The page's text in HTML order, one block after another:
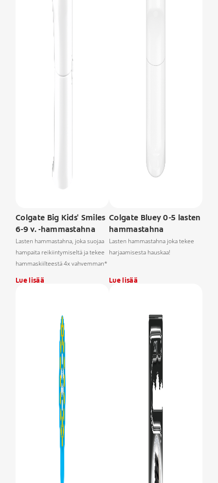
Colgate Big Kids' Smiles
6-9 v. -hammastahna
Lasten hammastahna, joka suojaa
hampaita reikiintymiseltä ja tekee
hammaskiilteestä 4x vahvemman*
Lue lisää
Colgate Bluey 0-5 lasten
hammastahna
Lasten hammastahna joka tekee
harjaamisesta hauskaa!
Lue lisää